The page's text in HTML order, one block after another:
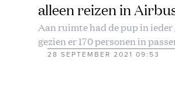
alleen reizen in
Aan ruimte had de pup in ieder
gezien er 170 personen in
28 SEPTEMBER 2021 09:53